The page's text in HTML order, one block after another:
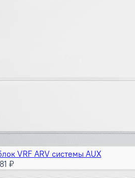
VRF ARV системы AUX
₽